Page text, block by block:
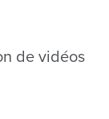
de vidéos